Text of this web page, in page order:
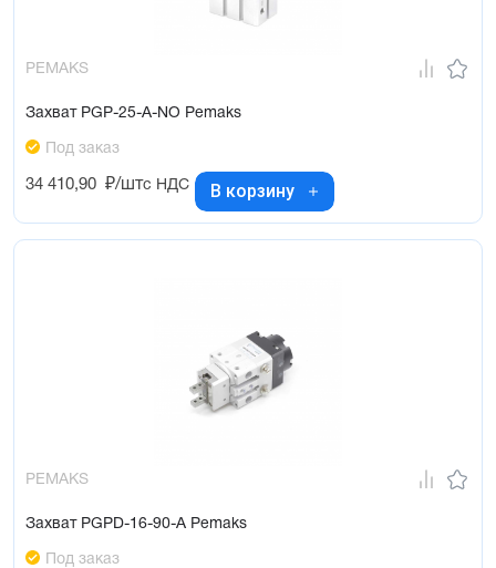
PEMAKS
Захват PGP-25-A-NO Pemaks
Под заказ
34 410,90 ₽/штс НДС В корзину
PEMAKS
Захват PGPD-16-90-A Pemaks
Под заказ